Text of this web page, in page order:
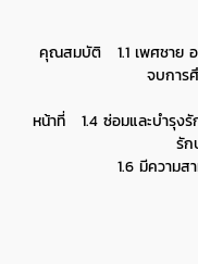
คุณสมบัติ 1.1 เพศชาย อ
จบการ
หน้าที่ 1.4 ซ่อมและบำรุง
รัก
1.6 มีความส